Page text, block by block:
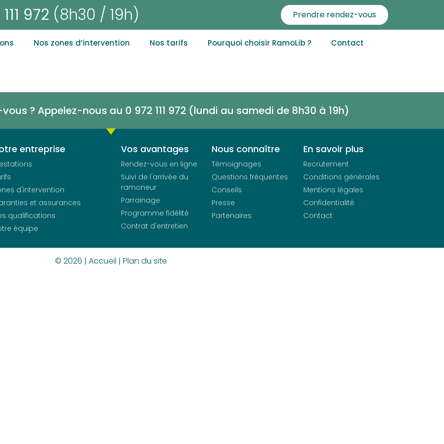
972 (8h30 / 19h) Prendre rendez-vous
Nos zones d’intervention Nos tarifs Pourquoi choisir RamoLib ? Contact
? Appelez-nous au 0 972 111 972 (lundi au samedi de 8h30 à 19h)
entreprise
d'intervention
et assurances
qualifications
équipe
Vos avantages
Rendez-vous en ligne
Suivi de l'arrivée du
ramoneur
Parrainage
Programme fidélité
Contrat d'entretien
Nous connaître
Témoignages
Questions fréquentes
Conseils
Presse
Partenaires
En savoir plus
Recrutement
Conditions générales
Mentions légales
Confidentialité
Contact
© 2026 | Accueil | Plan du site